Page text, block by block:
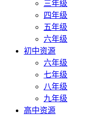
三年级
四年级
五年级
六年级
初中资源
六年级
七年级
八年级
九年级
高中资源